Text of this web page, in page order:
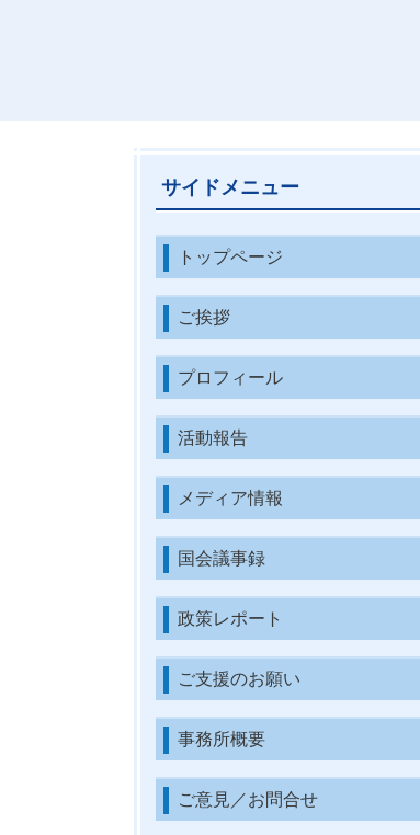
サイドメニュー
トップページ
ご挨拶
プロフィール
活動報告
メディア情報
国会議事録
政策レポート
ご支援のお願い
事務所概要
ご意見／お問合せ